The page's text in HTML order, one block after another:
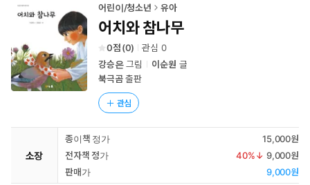
로
이
어린이/청소년 유아
어치와 참나무
0 (0) 관심 0
강승은그림 이순원 글
북극곰출판
관심
소장
종이책 정가
15,000원
전자책 정가
40%↓ 9,000원
판매가
9,000원